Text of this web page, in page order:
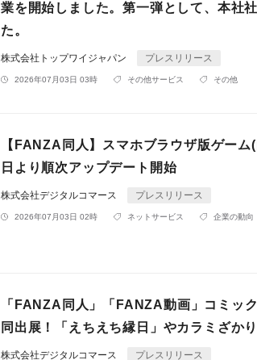
業を開始しました。第一弾として、本社
た。
株式会社トップワイジャパン プレスリリース
2026年07月03日 03時 その他サービス その他
【FANZA同人】スマホブラウザ版ゲー
日より順次アップデート開始
株式会社デジタルコマース プレスリリース
2026年07月03日 02時 ネットサービス 企業の動向
「FANZA同人」「FANZA動画」コミッ
同出展！「えちえち縁日」やカラミざか
株式会社デジタルコマース プレスリリース